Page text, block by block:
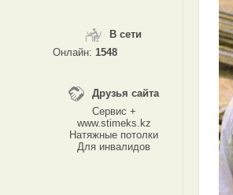
В сети
Онлайн: 1548
Друзья сайта
Сервис +
www.stimeks.kz
Натяжные потолки
Для инвалидов